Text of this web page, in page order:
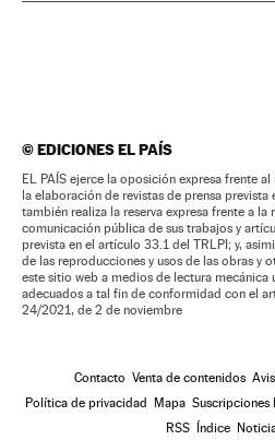
©EDICIONES EL PAÍS
EL PAÍS ejerce la oposición expresa frente
la elaboración de revistas de prensa
también realiza la reserva expresa frente a
comunicación pública de sus trabajos y
prevista en el artículo 33.1 del TRLPI; y,
de las reproducciones y usos de las obras y
este sitio web a medios de lectura mecánica
adecuados a tal fin de conformidad con el
24/2021, de 2 de noviembre
Contacto Venta de contenidos
Política de privacidad
Mapa Suscripciones
RSS
Índice